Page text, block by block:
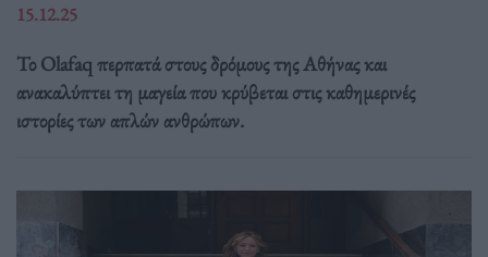
15.12.25
Το Olafaq περπατά στους δρόμους της Αθήνας και
ανακαλύπτει τη μαγεία που κρύβεται στις καθημερινές
ιστορίες των απλών ανθρώπων.